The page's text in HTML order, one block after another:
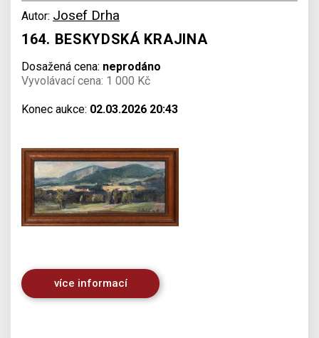
Autor: Josef Drha
164. BESKYDSKÁ KRAJINA
Dosažená cena: neprodáno
Vyvolávací cena: 1 000 Kč
Konec aukce: 02.03.2026 20:43
více informací